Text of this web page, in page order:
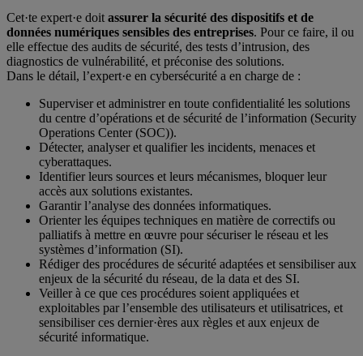
Cet·te expert·e doit assurer la sécurité des dispositifs et de
données numériques sensibles des entreprises. Pour ce faire, il ou
elle effectue des audits de sécurité, des tests d’intrusion, des
diagnostics de vulnérabilité, et préconise des solutions.
Dans le détail, l’expert·e en cybersécurité a en charge de :
Superviser et administrer en toute confidentialité les solutions
du centre d’opérations et de sécurité de l’information (Security
Operations Center (SOC)).
Détecter, analyser et qualifier les incidents, menaces et
cyberattaques.
Identifier leurs sources et leurs mécanismes, bloquer leur
accès aux solutions existantes.
Garantir l’analyse des données informatiques.
Orienter les équipes techniques en matière de correctifs ou
palliatifs à mettre en œuvre pour sécuriser le réseau et les
systèmes d’information (SI).
Rédiger des procédures de sécurité adaptées et sensibiliser aux
enjeux de la sécurité du réseau, de la data et des SI.
Veiller à ce que ces procédures soient appliquées et
exploitables par l’ensemble des utilisateurs et utilisatrices, et
sensibiliser ces dernier·ères aux règles et aux enjeux de
sécurité informatique.